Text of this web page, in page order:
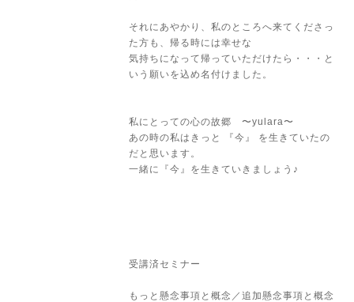
それにあやかり、私のところへ来てくださっ
た方も、帰る時には幸せな
気持ちになって帰っていただけたら・・・と
いう願いを込め名付けました。
私にとっての心の故郷 〜yulara〜
あの時の私はきっと 『今』 を生きていたの
だと思います。
一緒に『今』を生きていきましょう♪
受講済セミナー
もっと懸念事項と概念／追加懸念事項と概念